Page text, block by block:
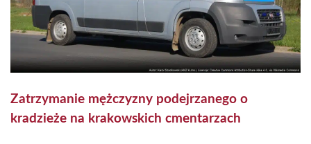
Zatrzymanie mężczyzny podejrzanego o
kradzieże na krakowskich cmentarzach